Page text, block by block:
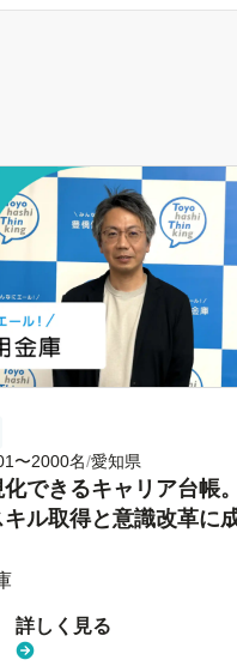
〜2000名 愛知県
できるキャリア台帳。
キル取得と意識改革に
詳しく見る